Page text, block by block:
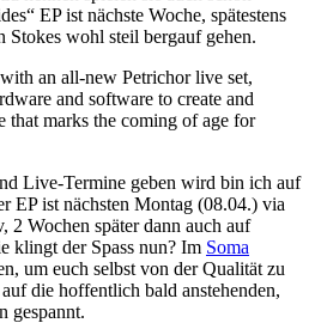
EP ist nächste Woche, spätestens
Stokes wohl steil bergauf gehen.
an all-new Petrichor live set,
and software to create and
that marks the coming of age for
Live-Termine geben wird bin ich auf
EP ist nächsten Montag (08.04.) via
2 Wochen später dann auch auf
klingt der Spass nun? Im Soma
um euch selbst von der Qualität zu
die hoffentlich bald anstehenden,
gespannt.